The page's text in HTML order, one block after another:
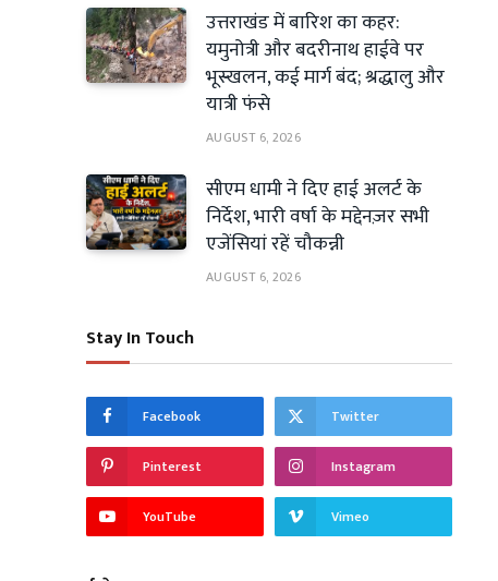
उत्तराखंड में बारिश का कहर:
यमुनोत्री और बदरीनाथ हाईवे पर
भूस्खलन, कई मार्ग बंद; श्रद्धालु और
यात्री फंसे
AUGUST 6, 2026
सीएम धामी ने दिए हाई अलर्ट के
निर्देश, भारी वर्षा के मद्देनज़र सभी
एजेंसियां रहें चौकन्नी
AUGUST 6, 2026
Stay In Touch
Facebook Twitter
Pinterest Instagram
YouTube Vimeo